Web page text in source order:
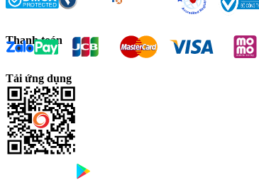
Thanh toán
Tải ứng dụng